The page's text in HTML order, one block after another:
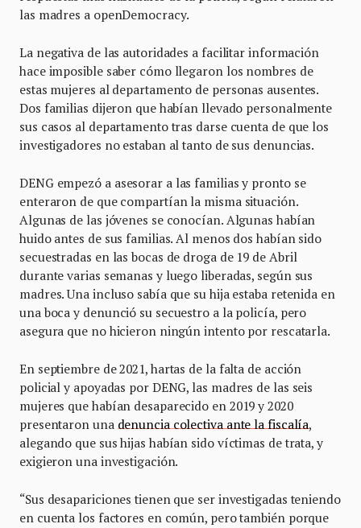
las madres a openDemocracy.
La negativa de las autoridades a facilitar información
hace imposible saber cómo llegaron los nombres de
estas mujeres al departamento de personas ausentes.
Dos familias dijeron que habían llevado personalmente
sus casos al departamento tras darse cuenta de que los
investigadores no estaban al tanto de sus denuncias.
DENG empezó a asesorar a las familias y pronto se
enteraron de que compartían la misma situación.
Algunas de las jóvenes se conocían. Algunas habían
huido antes de sus familias. Al menos dos habían sido
secuestradas en las bocas de droga de 19 de Abril
durante varias semanas y luego liberadas, según sus
madres. Una incluso sabía que su hija estaba retenida en
una boca y denunció su secuestro a la policía, pero
asegura que no hicieron ningún intento por rescatarla.
En septiembre de 2021, hartas de la falta de acción
policial y apoyadas por DENG, las madres de las seis
mujeres que habían desaparecido en 2019 y 2020
presentaron una denuncia colectiva ante la fiscalía,
alegando que sus hijas habían sido víctimas de trata, y
exigieron una investigación.
“Sus desapariciones tienen que ser investigadas teniendo
en cuenta los factores en común, pero también porque